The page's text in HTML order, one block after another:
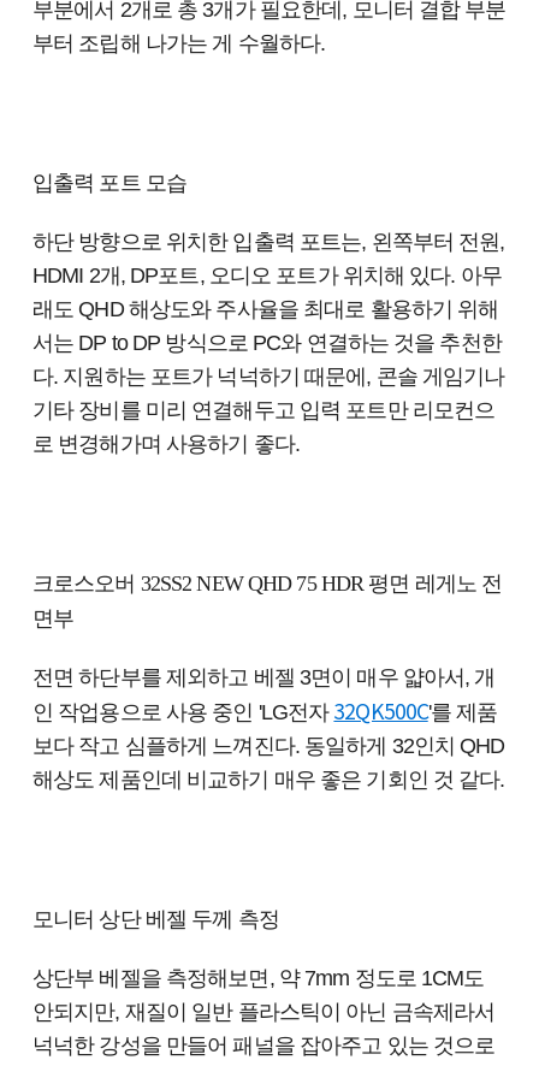
부분에서 2개로 총 3개가 필요한데, 모니터 결합 부분
부터 조립해 나가는 게 수월하다.
입출력 포트 모습
하단 방향으로 위치한 입출력 포트는, 왼쪽부터 전원,
HDMI 2개, DP포트, 오디오 포트가 위치해 있다. 아무
래도 QHD 해상도와 주사율을 최대로 활용하기 위해
서는 DP to DP 방식으로 PC와 연결하는 것을 추천한
다. 지원하는 포트가 넉넉하기 때문에, 콘솔 게임기나
기타 장비를 미리 연결해두고 입력 포트만 리모컨으
로 변경해가며 사용하기 좋다.
크로스오버 32SS2 NEW QHD 75 HDR 평면 레게노 전
면부
전면 하단부를 제외하고 베젤 3면이 매우 얇아서, 개
인 작업용으로 사용 중인 'LG전자 32QK500C'를 제품
보다 작고 심플하게 느껴진다. 동일하게 32인치 QHD
해상도 제품인데 비교하기 매우 좋은 기회인 것 같다.
모니터 상단 베젤 두께 측정
상단부 베젤을 측정해보면, 약 7mm 정도로 1CM도
안되지만, 재질이 일반 플라스틱이 아닌 금속제라서
넉넉한 강성을 만들어 패널을 잡아주고 있는 것으로